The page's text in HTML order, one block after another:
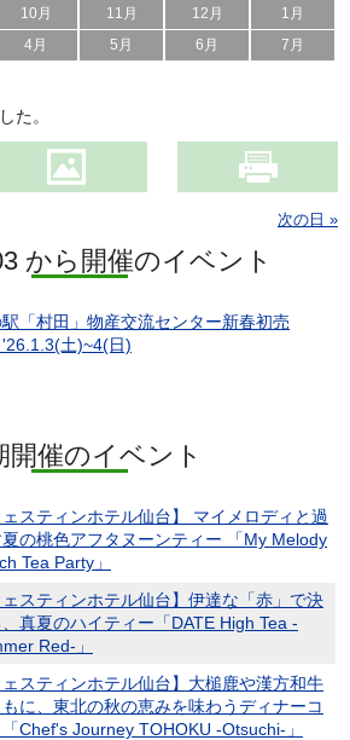
10月 11月 12月
1月
4月 5月 6月 7月
た。
次の日 »
から開催のイベント
「村田」物産交流センター新春初売
土)~4(日)
開催のイベント
ェスティンホテル仙台】 マイメロディと過
夏の桃色アフタヌーンティー 「My Melody
Tea Party」
ェスティンホテル仙台】伊達な「赤」で決
真夏のハイティー「DATE High Tea -
Red-」
ェスティンホテル仙台】大槌鹿や漢方和牛
もに、東北の秋の恵みを味わうディナーコ
Chef's Journey TOHOKU -Otsuchi-」